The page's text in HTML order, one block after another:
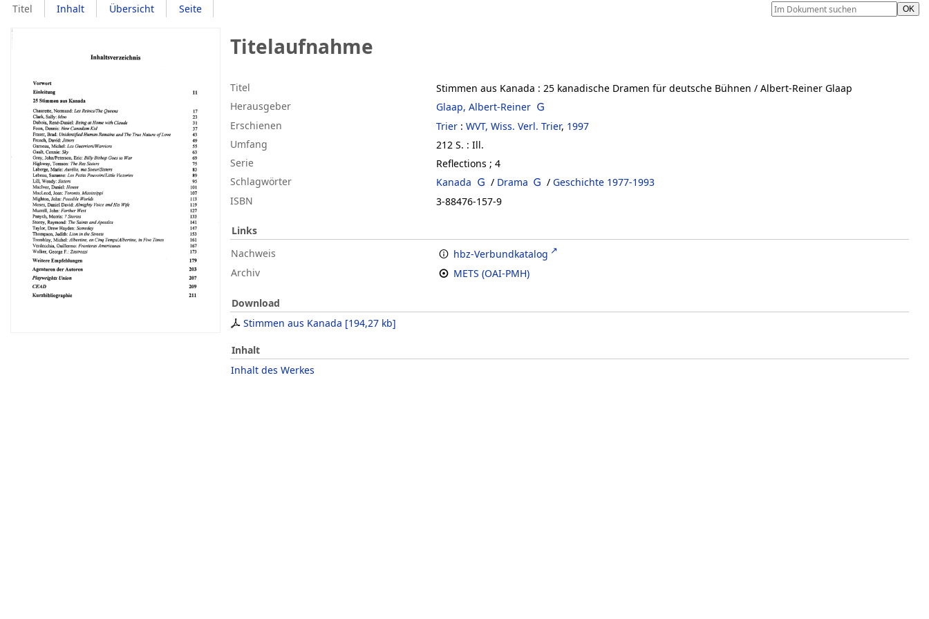
Titel Inhalt Übersicht Seite
Titelaufnahme
Titel Stimmen aus Kanada : 25 kanadische Dramen für deutsche Bühnen / Albert-Reiner Glaap
Herausgeber
Glaap, Albert-Reiner
Erschienen
Trier : WVT, Wiss. Verl. Trier, 1997
Umfang
212 S. : Ill.
Serie
Reflections ; 4
Schlagwörter
Kanada / Drama / Geschichte 1977-1993
ISBN
3-88476-157-9
Links
Nachweis
hbz-Verbundkatalog
Archiv
METS (OAI-PMH)
Download
Stimmen aus Kanada [194,27 kb]
Inhalt
Inhalt des Werkes